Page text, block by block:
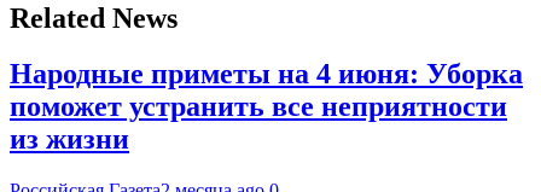
Related News
Народные приметы на 4 июня: Уборка
поможет устранить все неприятности
из жизни